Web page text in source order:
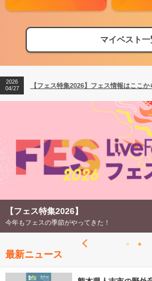
マイベスト
【フェス特集2026】フェス情報はここか
【ライブ動員ランキング】2026年上半期
2026
04/27
【フェス特集2026】フェス情報はここか
2026
【ライブ動員ランキング】2026年上半期
【フェス特集2026】
今年もフェスの季節がやってきた！
最新ニュース